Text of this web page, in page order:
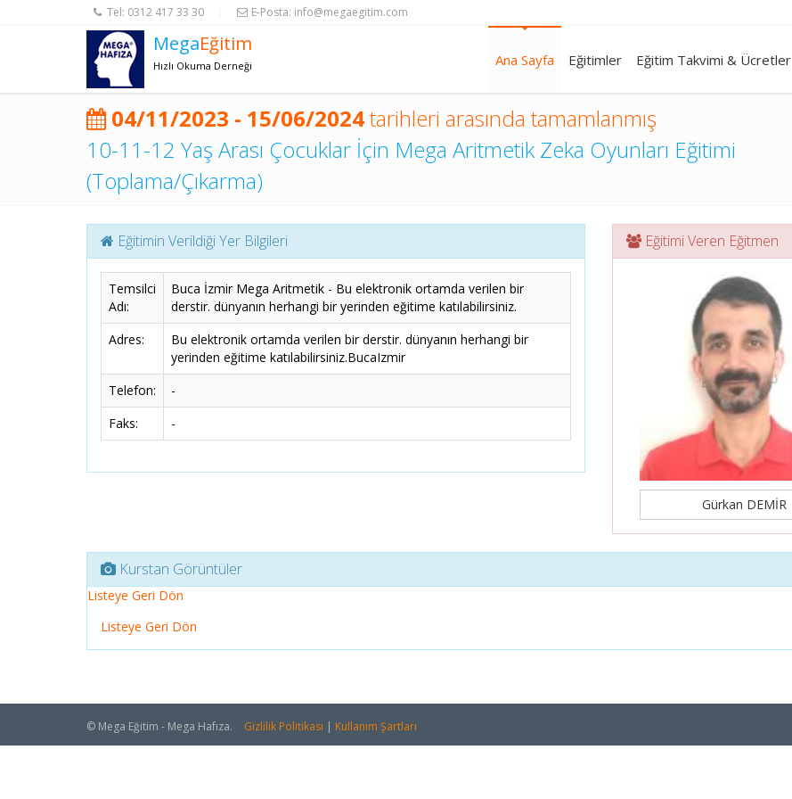
Tel: 0312 417 33 30 E-Posta: info@megaegitim.com
MegaEğitim
Hızlı Okuma Derneği Ana Sayfa Eğitimler Eğitim Takvimi & Ücretler
04/11/2023 - 15/06/2024tarihleri arasında tamamlanmış
10-11-12 Yaş Arası Çocuklar İçin Mega Aritmetik Zeka Oyunları Eğitimi
(Toplama/Çıkarma)
Eğitimin Verildiği Yer Bilgileri
Temsilci
Adı:
Buca İzmir Mega Aritmetik - Bu elektronik ortamda verilen bir
derstir. dünyanın herhangi bir yerinden eğitime katılabilirsiniz.
Adres:
Bu elektronik ortamda verilen bir derstir. dünyanın herhangi bir
yerinden eğitime katılabilirsiniz.BucaIzmir
Telefon:
-
Faks:
-
Eğitimi Veren Eğitmen
Gürkan DEMİR
Kurstan Görüntüler
Listeye Geri Dön
Listeye Geri Dön
© Mega Eğitim - Mega Hafıza. Gizlilik Politikası | Kullanım Şartları